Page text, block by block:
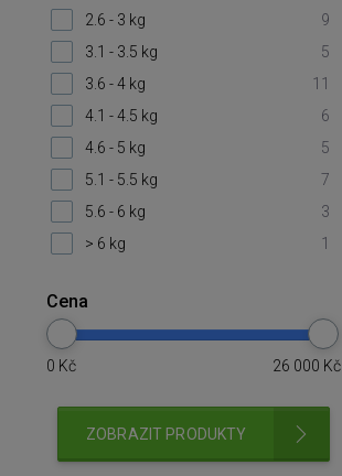
2.6 - 3 kg
9
3.1 - 3.5 kg
5
3.6 - 4 kg
11
4.1 - 4.5 kg
6
4.6 - 5 kg
5
5.1 - 5.5 kg
7
5.6 - 6 kg
3
> 6 kg
1
Cena
0 Kč 26 000 Kč
ZOBRAZIT PRODUKTY